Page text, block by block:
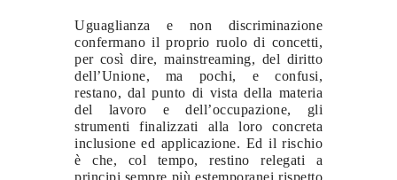
Uguaglianza e non discriminazione
confermano il proprio ruolo di concetti,
per così dire, mainstreaming, del diritto
dell’Unione, ma pochi, e confusi,
restano, dal punto di vista della materia
del lavoro e dell’occupazione, gli
strumenti finalizzati alla loro concreta
inclusione ed applicazione. Ed il rischio
è che, col tempo, restino relegati a